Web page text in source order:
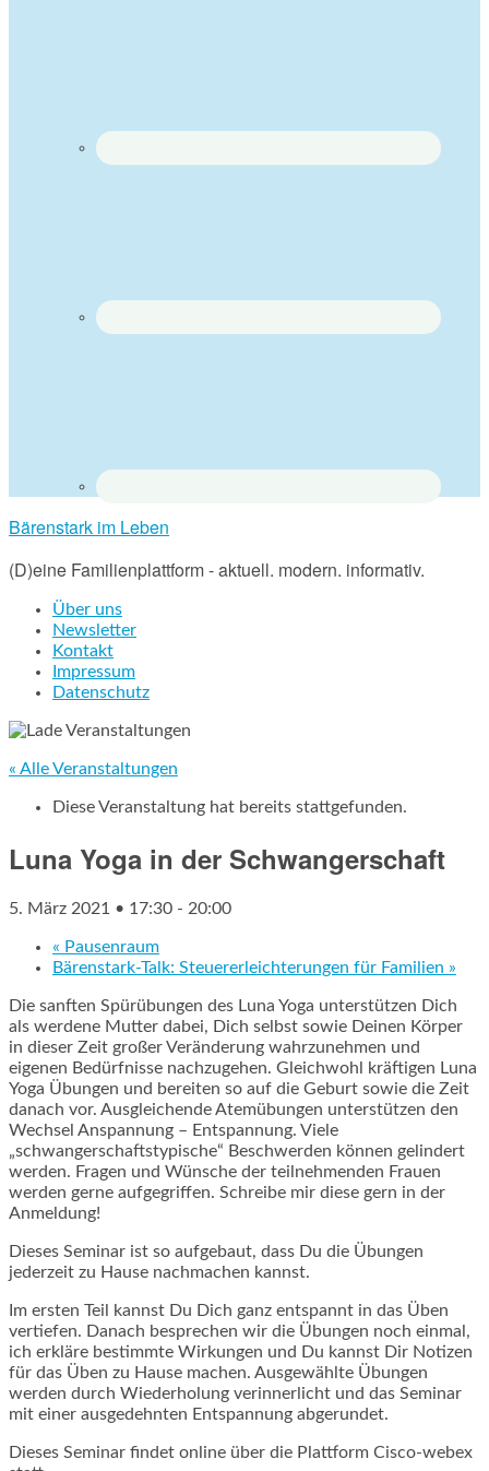
Bärenstark im Leben
(D)eine Familienplattform - aktuell. modern. informativ.
Über uns
Newsletter
Kontakt
Impressum
Datenschutz
« Alle Veranstaltungen
Diese Veranstaltung hat bereits stattgefunden.
Luna Yoga in der Schwangerschaft
5. März 2021 • 17:30 - 20:00
« Pausenraum
Bärenstark-Talk: Steuererleichterungen für Familien »
Die sanften Spürübungen des Luna Yoga unterstützen Dich
als werdene Mutter dabei, Dich selbst sowie Deinen Körper
in dieser Zeit großer Veränderung wahrzunehmen und
eigenen Bedürfnisse nachzugehen. Gleichwohl kräftigen Luna
Yoga Übungen und bereiten so auf die Geburt sowie die Zeit
danach vor. Ausgleichende Atemübungen unterstützen den
Wechsel Anspannung – Entspannung. Viele
„schwangerschaftstypische“ Beschwerden können gelindert
werden. Fragen und Wünsche der teilnehmenden Frauen
werden gerne aufgegriffen. Schreibe mir diese gern in der
Anmeldung!
Dieses Seminar ist so aufgebaut, dass Du die Übungen
jederzeit zu Hause nachmachen kannst.
Im ersten Teil kannst Du Dich ganz entspannt in das Üben
vertiefen. Danach besprechen wir die Übungen noch einmal,
ich erkläre bestimmte Wirkungen und Du kannst Dir Notizen
für das Üben zu Hause machen. Ausgewählte Übungen
werden durch Wiederholung verinnerlicht und das Seminar
mit einer ausgedehnten Entspannung abgerundet.
Dieses Seminar findet online über die Plattform Cisco-webex